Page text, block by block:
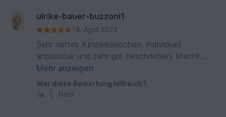
ulrike-bauer-buzzoni1
14. April 2023
Sehr nettes Kinderkleidchen, individuell
anpassbar und sehr gut beschrieben. Macht
Freude!
Mehr anzeigen
War diese Bewertung hilfreich?
Ja
Nein